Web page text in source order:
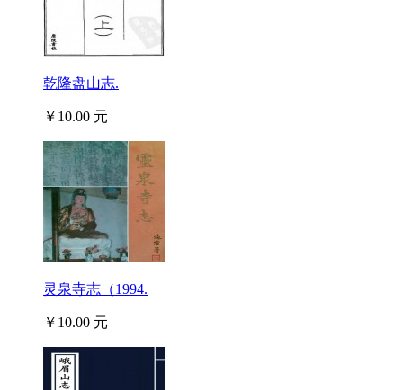
乾隆盘山志.
￥10.00 元
灵泉寺志（1994.
￥10.00 元